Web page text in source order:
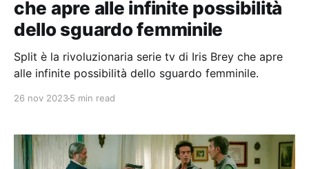
che apre alle infinite possibilità
dello sguardo femminile
Split è la rivoluzionaria serie tv di Iris Brey che apre
alle infinite possibilità dello sguardo femminile.
26 nov 20235 min read